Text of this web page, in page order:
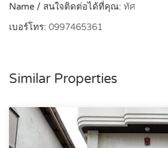
Name / สนใจติดต่อได้ที่คุณ: ทัศ
เบอร์โทร: 0997465361
Similar Properties